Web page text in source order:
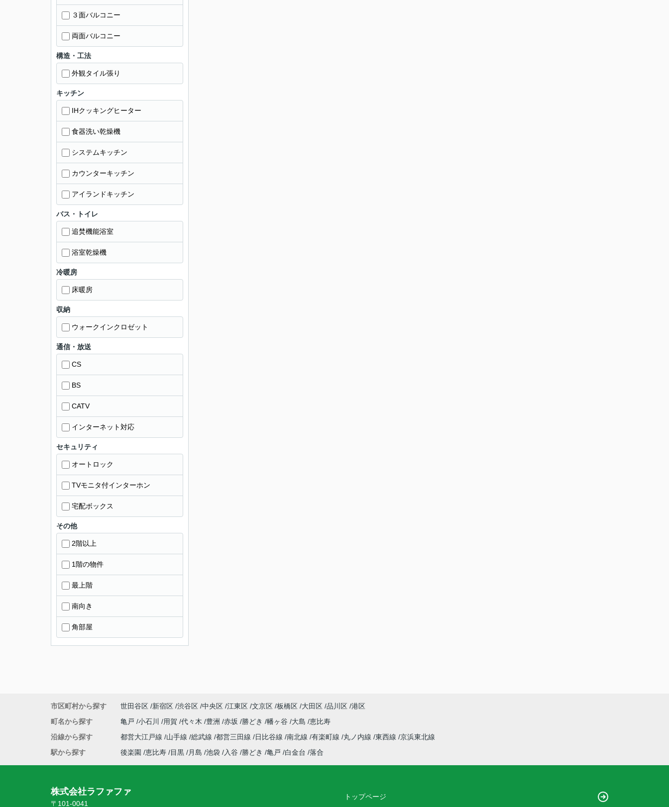
３面バルコニー
両面バルコニー
構造・工法
外観タイル張り
キッチン
IHクッキングヒーター
食器洗い乾燥機
システムキッチン
カウンターキッチン
アイランドキッチン
バス・トイレ
追焚機能浴室
浴室乾燥機
冷暖房
床暖房
収納
ウォークインクロゼット
通信・放送
CS
BS
CATV
インターネット対応
セキュリティ
オートロック
TVモニタ付インターホン
宅配ボックス
その他
2階以上
1階の物件
最上階
南向き
角部屋
市区町村から探す 世田谷区 新宿区 渋谷区 中央区 江東区 文京区 板橋区 大田区 品川区 港区
町名から探す
亀戸 小石川 用賀 代々木 豊洲 赤坂 勝どき 幡ヶ谷 大島 恵比寿
沿線から探す
都営大江戸線 山手線 総武線 都営三田線 日比谷線 南北線 有楽町線 丸ノ内線 東西線 京浜東北線
駅から探す
後楽園 恵比寿 目黒 月島 池袋 入谷 勝どき 亀戸 白金台 落合
株式会社ラファファ
〒101-0041
トップページ